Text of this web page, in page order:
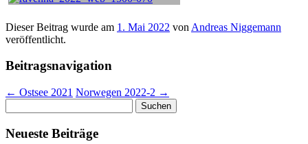
Dieser Beitrag wurde am 1. Mai 2022 von Andreas Niggemann
veröffentlicht.
Beitragsnavigation
← Ostsee 2021 Norwegen 2022-2 →
nach:
Neueste Beiträge